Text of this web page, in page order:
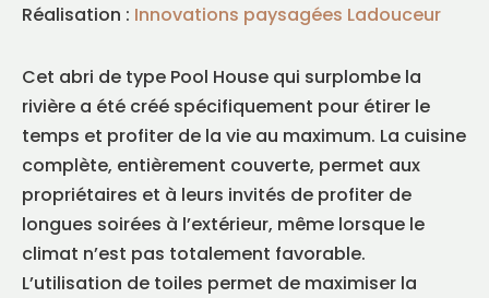
Réalisation : Innovations paysagées Ladouceur
Cet abri de type Pool House qui surplombe la
rivière a été créé spécifiquement pour étirer le
temps et profiter de la vie au maximum. La cuisine
complète, entièrement couverte, permet aux
propriétaires et à leurs invités de profiter de
longues soirées à l’extérieur, même lorsque le
climat n’est pas totalement favorable.
L’utilisation de toiles permet de maximiser la